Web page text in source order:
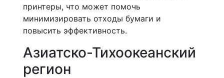
принтеры, что может помочь
минимизировать отходы бумаги и
повысить эффективность.
Азиатско-Тихоокеанский
регион